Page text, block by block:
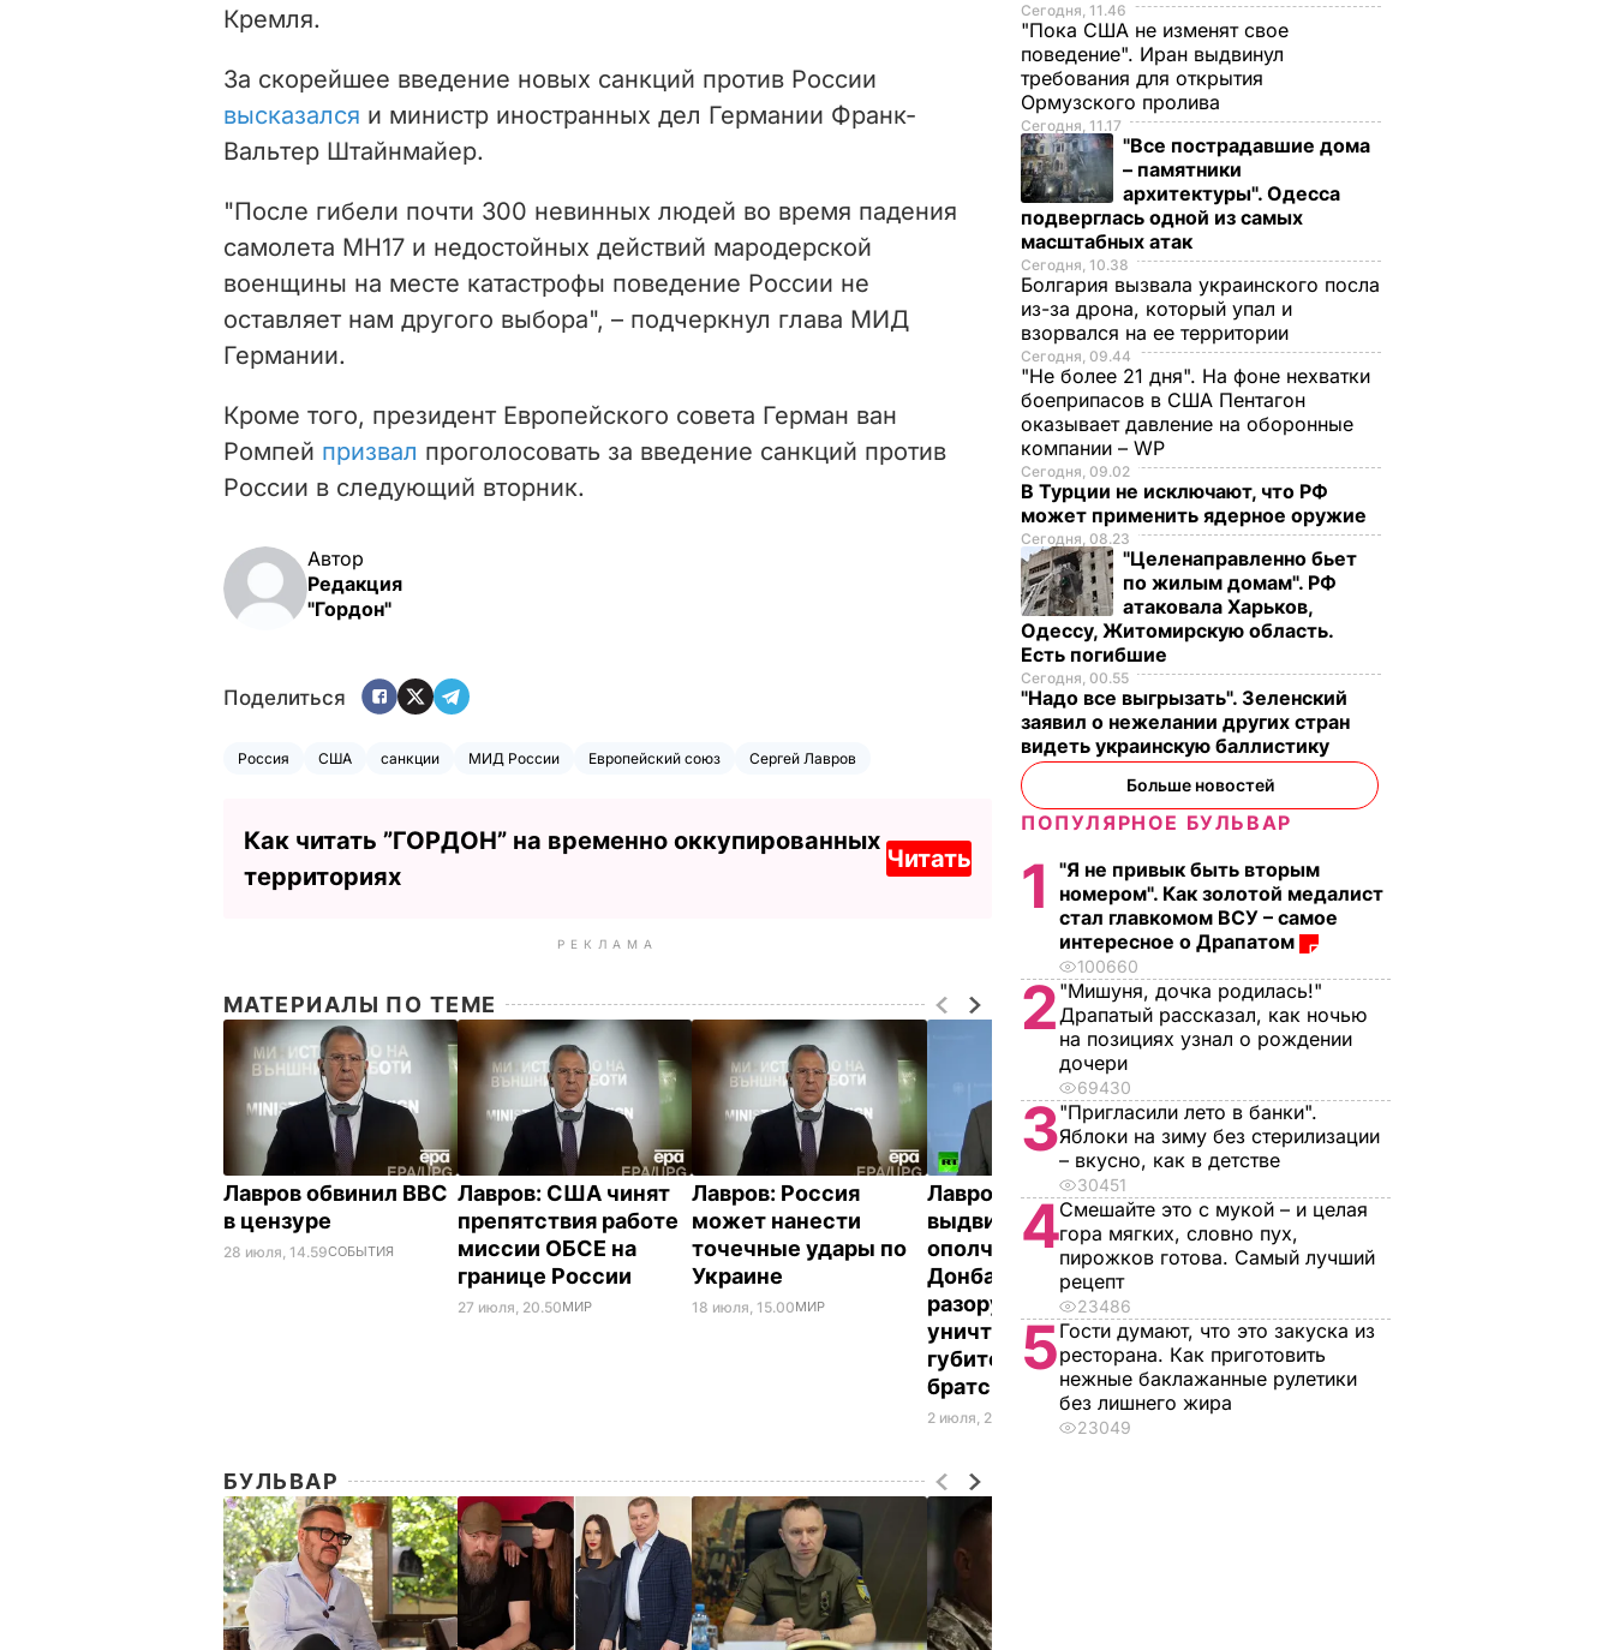
Кремля.
За скорейшее введение новых санкций против России
высказался и министр иностранных дел Германии Франк-
Вальтер Штайнмайер.
"После гибели почти 300 невинных людей во время падения
самолета MH17 и недостойных действий мародерской
военщины на месте катастрофы поведение России не
оставляет нам другого выбора", – подчеркнул глава МИД
Германии.
Кроме того, президент Европейского совета Герман ван
Ромпей призвал проголосовать за введение санкций против
России в следующий вторник.
Автор
Редакция
"Гордон"
Поделиться
Россия США санкции МИД России Европейский союз Сергей Лавров
Как читать ”ГОРДОН” на временно оккупированных
территориях
Читать
РЕКЛАМА
МАТЕРИАЛЫ ПО ТЕМЕ
Лавров обвинил ВВС
в цензуре
28 июля, 14.59СОБЫТИЯ
Лавров: США чинят
препятствия работе
миссии ОБСЕ на
границе России
27 июля, 20.50МИР
Лавров: Россия
может нанести
точечные удары по
Украине
18 июля, 15.00МИР
Лавров: Условие,
выдвинутое
ополченцам на
Донбассе о
разоружении или
уничтожении,
губительное для
братской Украины
2 июля, 22.22
Лавров: РФ пустит
украинских
пограничников и
представителей
пропуска только
после прекращения
огня
2 июля, 21.58
БУЛЬВАР
Сегодня, 11.46
"Пока США не изменят свое
поведение". Иран выдвинул
требования для открытия
Ормузского пролива
Сегодня, 11.17
"Все пострадавшие дома
– памятники
архитектуры". Одесса
подверглась одной из самых
масштабных атак
Сегодня, 10.38
Болгария вызвала украинского посла
из-за дрона, который упал и
взорвался на ее территории
Сегодня, 09.44
"Не более 21 дня". На фоне нехватки
боеприпасов в США Пентагон
оказывает давление на оборонные
компании – WP
Сегодня, 09.02
В Турции не исключают, что РФ
может применить ядерное оружие
Сегодня, 08.23
"Целенаправленно бьет
по жилым домам". РФ
атаковала Харьков,
Одессу, Житомирскую область.
Есть погибшие
Сегодня, 00.55
"Надо все выгрызать". Зеленский
заявил о нежелании других стран
видеть украинскую баллистику
Больше новостей
ПОПУЛЯРНОЕ БУЛЬВАР
1
"Я не привык быть вторым
номером". Как золотой медалист
стал главкомом ВСУ – самое
интересное о Драпатом
100660
2 "Мишуня, дочка родилась!"
Драпатый рассказал, как ночью
на позициях узнал о рождении
дочери
69430
3"Пригласили лето в банки".
Яблоки на зиму без стерилизации
– вкусно, как в детстве
30451
4Смешайте это с мукой – и целая
гора мягких, словно пух,
пирожков готова. Самый лучший
рецепт
23486
5Гости думают, что это закуска из
ресторана. Как приготовить
нежные баклажанные рулетики
без лишнего жира
23049